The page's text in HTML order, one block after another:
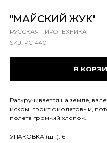
"МАЙСКИЙ ЖУК"
РУССКАЯ ПИРОТЕХНИКА
SKU: РС1440
В
Раскручивается на земле,
искры, горит фиолетовым,
полета громкий хлопок.
УПАКОВКА (шт.): 6